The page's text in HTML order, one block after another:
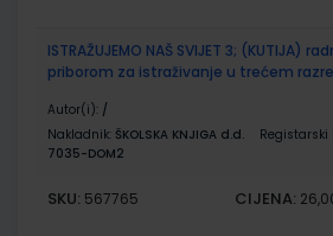
ISTRAŽUJEMO NAŠ SVIJET 3; (KUTIJA)
priborom za istraživanje u trećem
Autor(i): /
Nakladnik: ŠKOLSKA KNJIGA d.d.
7035-DOM2
SKU: 567765 CIJENA: